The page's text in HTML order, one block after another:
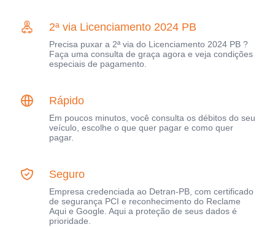
2ª via Licenciamento 2024 PB
Precisa puxar a 2ª via do Licenciamento 2024 PB ?
Faça uma consulta de graça agora e veja condições
especiais de pagamento.
Rápido
Em poucos minutos, você consulta os débitos do seu
veículo, escolhe o que quer pagar e como quer
pagar.
Seguro
Empresa credenciada ao Detran-PB, com certificado
de segurança PCI e reconhecimento do Reclame
Aqui e Google. Aqui a proteção de seus dados é
prioridade.